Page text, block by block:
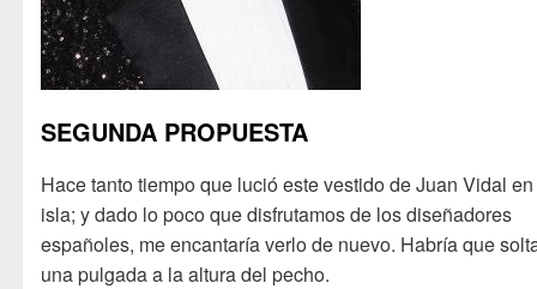
SEGUNDA PROPUESTA
Hace tanto tiempo que lució este vestido de Juan Vidal
isla; y dado lo poco que disfrutamos de los diseñadores
españoles, me encantaría verlo de nuevo. Habría que
una pulgada a la altura del pecho.